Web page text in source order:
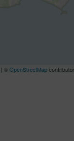
| ©OpenStreetMap